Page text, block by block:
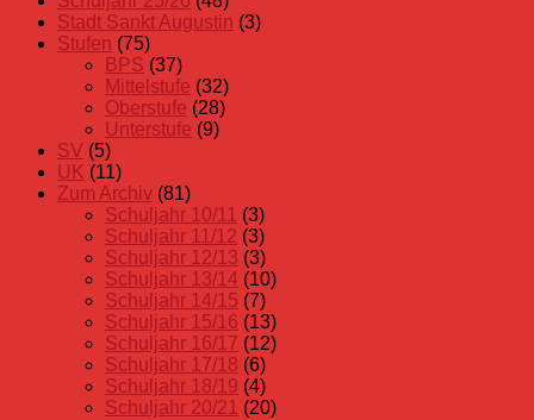
Stadt Sankt Augustin (3)
Stufen (75)
BPS (37)
Mittelstufe (32)
Oberstufe (28)
Unterstufe (9)
SV (5)
UK (11)
Zum Archiv (81)
Schuljahr 10/11 (3)
Schuljahr 11/12 (3)
Schuljahr 12/13 (3)
Schuljahr 13/14 (10)
Schuljahr 14/15 (7)
Schuljahr 15/16 (13)
Schuljahr 16/17 (12)
Schuljahr 17/18 (6)
Schuljahr 18/19 (4)
Schuljahr 20/21 (20)